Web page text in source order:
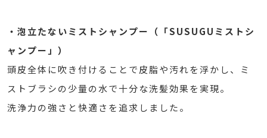
・泡立たないミストシャンプー（「SUSUGUミストシ
ャンプー」）
頭皮全体に吹き付けることで皮脂や汚れを浮かし、ミ
ストブラシの少量の水で十分な洗髪効果を実現。
洗浄力の強さと快適さを追求しました。